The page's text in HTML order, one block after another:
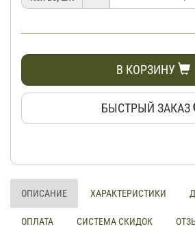
В КОРЗИНУ
БЫСТРЫЙ ЗАКАЗ
ОПИСАНИЕ ХАРАКТЕРИСТИКИ
ОПЛАТА СИСТЕМА СКИДОК